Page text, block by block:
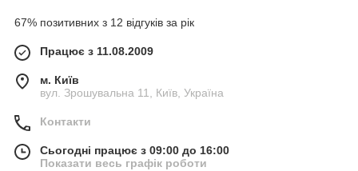
67% позитивних з 12 відгуків за рік
Працює з 11.08.2009
м. Київ
вул. Зрошувальна 11, Київ, Україна
Контакти
Сьогодні працює з 09:00 до 16:00
Показати весь графік роботи